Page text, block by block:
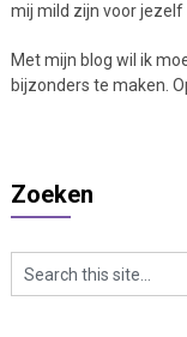
mij mild zijn voor jezelf
Met mijn blog wil ik
bijzonders te maken.
Zoeken